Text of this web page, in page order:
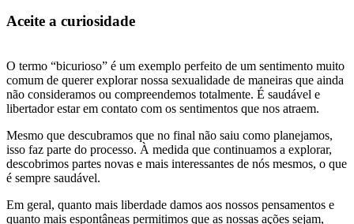
Aceite a curiosidade
O termo “bicurioso” é um exemplo perfeito de um sentimento muito
comum de querer explorar nossa sexualidade de maneiras que ainda
não consideramos ou compreendemos totalmente. É saudável e
libertador estar em contato com os sentimentos que nos atraem.
Mesmo que descubramos que no final não saiu como planejamos,
isso faz parte do processo. À medida que continuamos a explorar,
descobrimos partes novas e mais interessantes de nós mesmos, o que
é sempre saudável.
Em geral, quanto mais liberdade damos aos nossos pensamentos e
quanto mais espontâneas permitimos que as nossas ações sejam,